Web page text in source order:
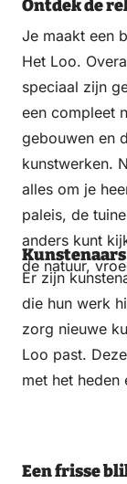
Ontdek de
Je maakt een
Het Loo.
speciaal zijn
een compleet
gebouwen en
kunstwerken.
alles om je
paleis, de
anders kunt
de natuur,
Er zijn
die hun werk
zorg nieuwe
Loo past.
met het heden
Een frisse